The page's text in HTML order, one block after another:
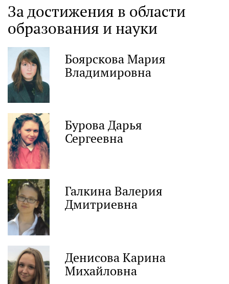
За достижения в области
образования и науки
Боярскова Мария
Владимировна
Бурова Дарья
Сергеевна
Галкина Валерия
Дмитриевна
Денисова Карина
Михайловна